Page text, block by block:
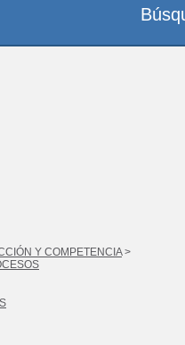
Y COMPETENCIA>